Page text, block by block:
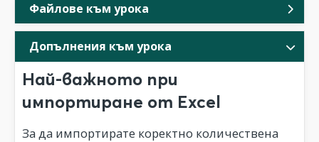
Файлове към урока
Допълнения към урока
Най-важното при
импортиране от Excel
За да импортирате коректно количествена